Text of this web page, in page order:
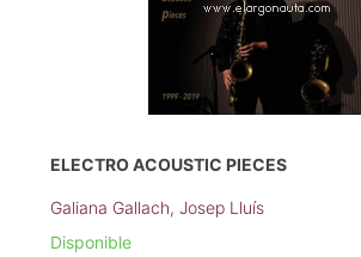
ELECTRO ACOUSTIC PIECES
Galiana Gallach, Josep Lluís
Disponible